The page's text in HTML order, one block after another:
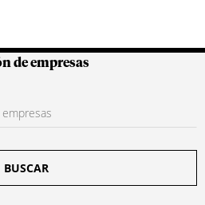
Colombianas
de empresas
BUSCAR